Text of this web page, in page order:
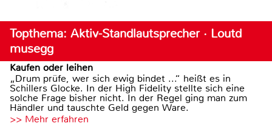
Topthema: Aktiv-Standlautsprecher · Loutd
musegg
Kaufen oder leihen
„Drum prüfe, wer sich ewig bindet ...“ heißt es in
Schillers Glocke. In der High Fidelity stellte sich eine
solche Frage bisher nicht. In der Regel ging man zum
Händler und tauschte Geld gegen Ware.
>> Mehr erfahren